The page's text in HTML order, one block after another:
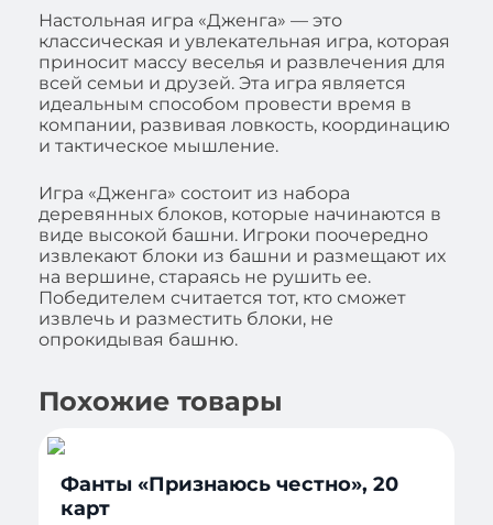
Настольная игра «Дженга» — это
классическая и увлекательная игра, которая
приносит массу веселья и развлечения для
всей семьи и друзей. Эта игра является
идеальным способом провести время в
компании, развивая ловкость, координацию
и тактическое мышление.
Игра «Дженга» состоит из набора
деревянных блоков, которые начинаются в
виде высокой башни. Игроки поочередно
извлекают блоки из башни и размещают их
на вершине, стараясь не рушить ее.
Победителем считается тот, кто сможет
извлечь и разместить блоки, не
опрокидывая башню.
Похожие товары
Фанты «Признаюсь честно», 20
карт